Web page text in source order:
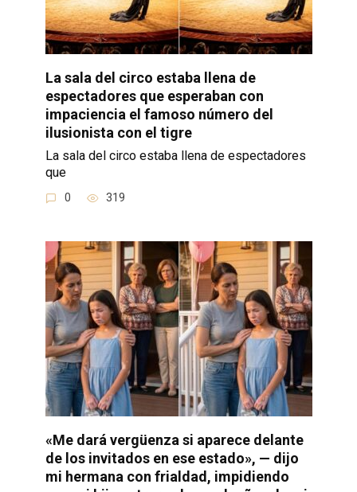
La sala del circo estaba llena de
espectadores que esperaban con
impaciencia el famoso número del
ilusionista con el tigre
La sala del circo estaba llena de espectadores
que
0 319
«Me dará vergüenza si aparece delante
de los invitados en ese estado», — dijo
mi hermana con frialdad, impidiendo